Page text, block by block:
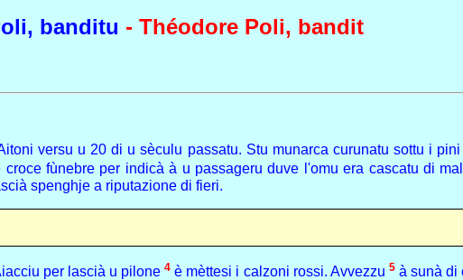
banditu - Théodore Poli, bandit
versu u 20 di u sèculu passatu. Stu munarca curunatu sottu i
fùnebre per indicà à u passageru duve l'omu era cascatu di
spenghje a riputazione di fieri.
per lascià u pilone4 è mèttesi i calzoni rossi. Avvezzu 5à sunà di